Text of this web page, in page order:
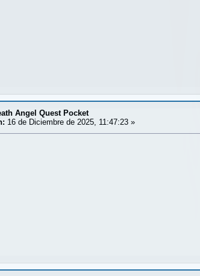
Angel Quest Pocket
16 de Diciembre de 2025, 11:47:23 »